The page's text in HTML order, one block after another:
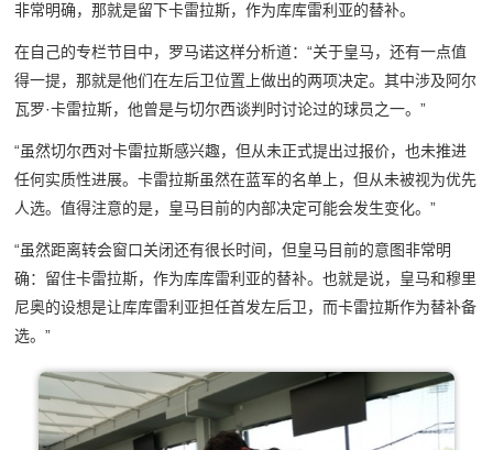
非常明确，那就是留下卡雷拉斯，作为库库雷利亚的替补。
在自己的专栏节目中，罗马诺这样分析道：“关于皇马，还有一点值
得一提，那就是他们在左后卫位置上做出的两项决定。其中涉及阿尔
瓦罗·卡雷拉斯，他曾是与切尔西谈判时讨论过的球员之一。”
“虽然切尔西对卡雷拉斯感兴趣，但从未正式提出过报价，也未推进
任何实质性进展。卡雷拉斯虽然在蓝军的名单上，但从未被视为优先
人选。值得注意的是，皇马目前的内部决定可能会发生变化。”
“虽然距离转会窗口关闭还有很长时间，但皇马目前的意图非常明
确：留住卡雷拉斯，作为库库雷利亚的替补。也就是说，皇马和穆里
尼奥的设想是让库库雷利亚担任首发左后卫，而卡雷拉斯作为替补备
选。”